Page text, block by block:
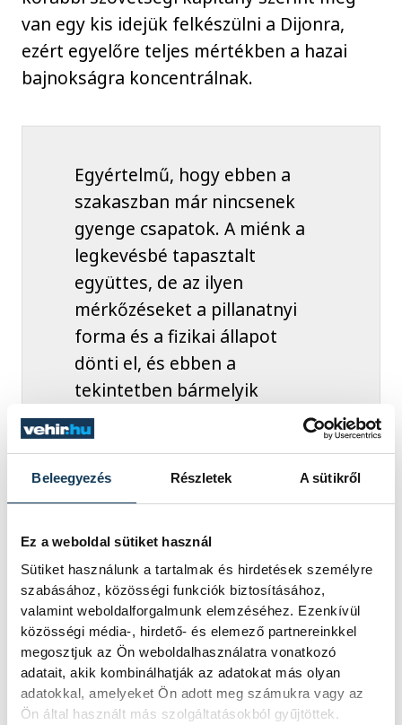
Beleegyezés Részletek A sütikről
Ez a weboldal sütiket használ
Sütiket használunk a tartalmak és hirdetések személyre
szabásához, közösségi funkciók biztosításához,
valamint weboldalforgalmunk elemzéséhez. Ezenkívül
közösségi média-, hirdető- és elemező partnereinkkel
megosztjuk az Ön weboldalhasználatra vonatkozó
adatait, akik kombinálhatják az adatokat más olyan
adatokkal, amelyeket Ön adott meg számukra vagy az
Ön által használt más szolgáltatásokból gyűjtöttek.
van egy kis idejük felkészülni a Dijonra,
ezért egyelőre teljes mértékben a hazai
bajnokságra koncentrálnak.
Egyértelmű, hogy ebben a
szakaszban már nincsenek
gyenge csapatok. A miénk a
legkevésbé tapasztalt
együttes, de az ilyen
mérkőzéseket a pillanatnyi
forma és a fizikai állapot
dönti el, és ebben a
tekintetben bármelyik
ellenféllel felvehetjük a
versenyt.
Bevallása szerint számukra már az is
hatalmas eredmény, hogy ott lehetnek a
négyes döntőben. Ez egyben azt is jelenti,
hogy kisebb lesz rajtuk a nyomás, mint
más csapatokon.
Elek hangsúlyozta: a fiatal játékosoknak